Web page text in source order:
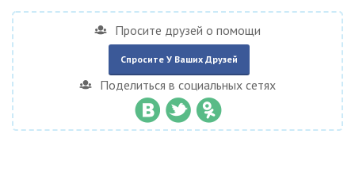
Просите друзей о помощи
Спросите У Ваших Друзей
Поделиться в социальных сетях